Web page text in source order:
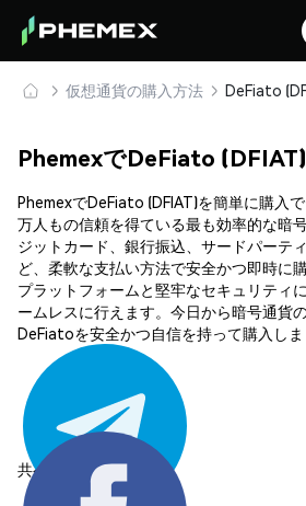
仮想通貨の購入方法
PhemexでDeFiato
PhemexでDeFiato (DFIAT)を簡単に購入
万人もの信頼を得ている最も効率的な暗
ジットカード、銀行振込、サードパーテ
ど、柔軟な支払い方法で安全かつ即時に
プラットフォームと堅牢なセキュリティ
ームレスに行えます。今日から暗号通貨
DeFiatoを安全かつ自信を持って購入しま
共有する: